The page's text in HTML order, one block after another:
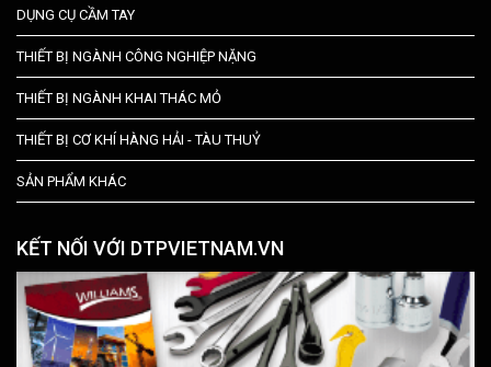
DỤNG CỤ CẦM TAY
THIẾT BỊ NGÀNH CÔNG NGHIỆP NẶNG
THIẾT BỊ NGÀNH KHAI THÁC MỎ
THIẾT BỊ CƠ KHÍ HÀNG HẢI - TÀU THUỶ
SẢN PHẨM KHÁC
KẾT NỐI VỚI DTPVIETNAM.VN